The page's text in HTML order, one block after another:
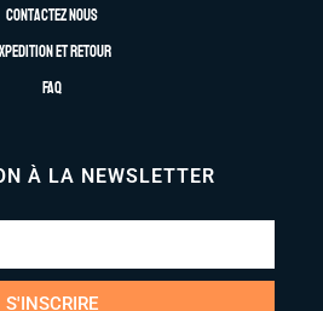
Contactez nous
et retour
FAQ
À LA NEWSLETTER
S'INSCRIRE